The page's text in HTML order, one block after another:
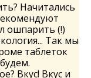
Начитались
ошпарить (!)
Так мы
таблеток
Вкус! Вкус и